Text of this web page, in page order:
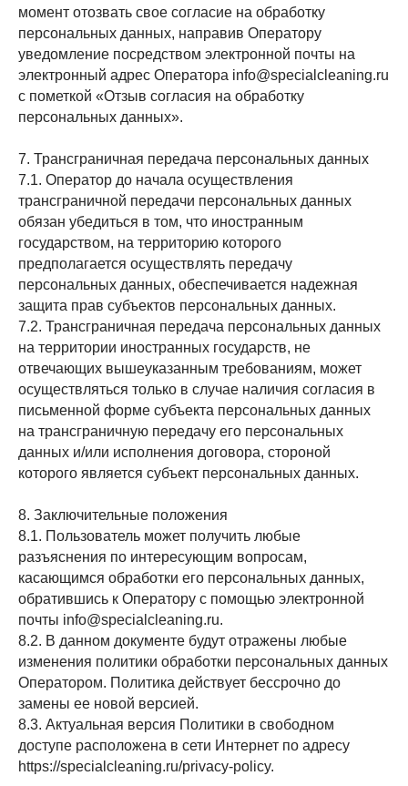
момент отозвать свое согласие на обработку
персональных данных, направив Оператору
уведомление посредством электронной почты на
электронный адрес Оператора info@specialcleaning.ru
с пометкой «Отзыв согласия на обработку
персональных данных».
7. Трансграничная передача персональных данных
7.1. Оператор до начала осуществления
трансграничной передачи персональных данных
обязан убедиться в том, что иностранным
государством, на территорию которого
предполагается осуществлять передачу
персональных данных, обеспечивается надежная
защита прав субъектов персональных данных.
7.2. Трансграничная передача персональных данных
на территории иностранных государств, не
отвечающих вышеуказанным требованиям, может
осуществляться только в случае наличия согласия в
письменной форме субъекта персональных данных
на трансграничную передачу его персональных
данных и/или исполнения договора, стороной
которого является субъект персональных данных.
8. Заключительные положения
8.1. Пользователь может получить любые
разъяснения по интересующим вопросам,
касающимся обработки его персональных данных,
обратившись к Оператору с помощью электронной
почты info@specialcleaning.ru.
8.2. В данном документе будут отражены любые
изменения политики обработки персональных данных
Оператором. Политика действует бессрочно до
замены ее новой версией.
8.3. Актуальная версия Политики в свободном
доступе расположена в сети Интернет по адресу
https://specialcleaning.ru/privacy-policy.